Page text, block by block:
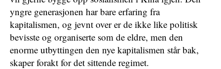
yngre generasjonen har bare erfaring fra
kapitalismen, og jevnt over er de ikke like politisk
bevisste og organiserte som de eldre, men den
enorme utbyttingen den nye kapitalismen står bak,
skaper forakt for det sittende regimet.